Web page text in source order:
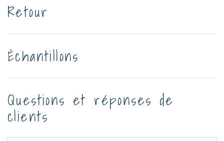
Retour
Échantillons
Questions et réponses de
clients